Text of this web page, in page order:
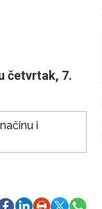
četvrtak, 7.
i